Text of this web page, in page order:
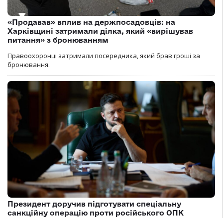
«Продавав» вплив на держпосадовців: на
Харківщині затримали ділка, який «вирішував
питання» з бронюванням
Правоохоронці затримали посередника, який брав гроші за
бронювання.
Президент доручив підготувати спеціальну
санкційну операцію проти російського ОПК